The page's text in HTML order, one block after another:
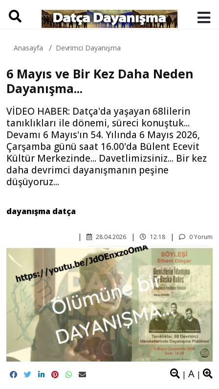
Anasayfa Devrimci Dayanışma
6 Mayıs ve Bir Kez Daha Neden
Dayanışma...
VİDEO HABER: Datça'da yaşayan 68lilerin
tanıklıkları ile dönemi, süreci konuştuk...
Devamı 6 Mayıs'ın 54. Yılında 6 Mayıs 2026,
Çarşamba günü saat 16.00'da Bülent Ecevit
Kültür Merkezinde... Davetlimizsiniz... Bir kez
daha devrimci dayanışmanın peşine
düşüyoruz...
dayanışma datça
0 Yorum
12.18
28.04.2026
| A |